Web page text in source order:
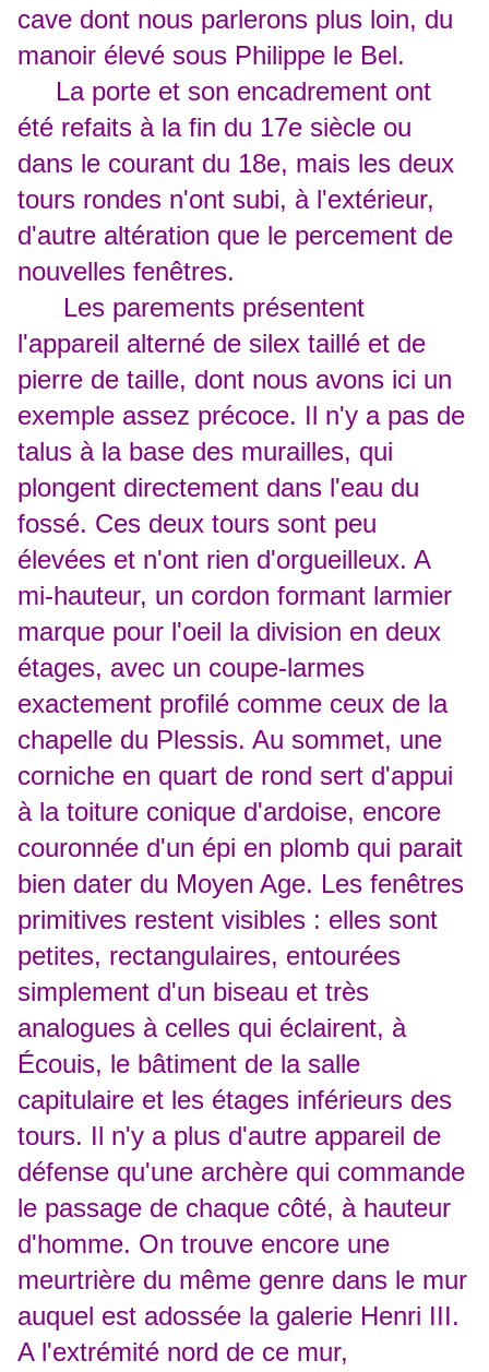
cave dont nous parlerons plus loin, du
manoir élevé sous Philippe le Bel.
La porte et son encadrement ont
été refaits à la fin du 17e siècle ou
dans le courant du 18e, mais les deux
tours rondes n'ont subi, à l'extérieur,
d'autre altération que le percement de
nouvelles fenêtres.
Les parements présentent
l'appareil alterné de silex taillé et de
pierre de taille, dont nous avons ici un
exemple assez précoce. Il n'y a pas de
talus à la base des murailles, qui
plongent directement dans l'eau du
fossé. Ces deux tours sont peu
élevées et n'ont rien d'orgueilleux. A
mi-hauteur, un cordon formant larmier
marque pour l'oeil la division en deux
étages, avec un coupe-larmes
exactement profilé comme ceux de la
chapelle du Plessis. Au sommet, une
corniche en quart de rond sert d'appui
à la toiture conique d'ardoise, encore
couronnée d'un épi en plomb qui parait
bien dater du Moyen Age. Les fenêtres
primitives restent visibles : elles sont
petites, rectangulaires, entourées
simplement d'un biseau et très
analogues à celles qui éclairent, à
Écouis, le bâtiment de la salle
capitulaire et les étages inférieurs des
tours. Il n'y a plus d'autre appareil de
défense qu'une archère qui commande
le passage de chaque côté, à hauteur
d'homme. On trouve encore une
meurtrière du même genre dans le mur
auquel est adossée la galerie Henri III.
A l'extrémité nord de ce mur,